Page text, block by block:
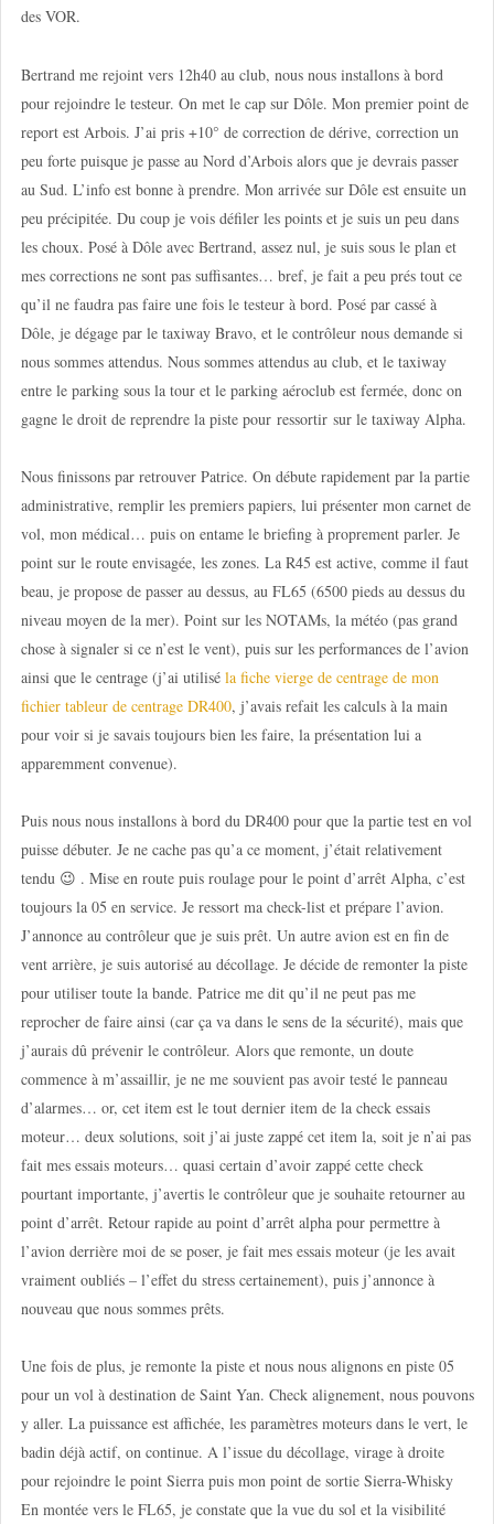
des VOR.
Bertrand me rejoint vers 12h40 au club, nous nous installons à bord
pour rejoindre le testeur. On met le cap sur Dôle. Mon premier point de
report est Arbois. J’ai pris +10° de correction de dérive, correction un
peu forte puisque je passe au Nord d’Arbois alors que je devrais passer
au Sud. L’info est bonne à prendre. Mon arrivée sur Dôle est ensuite un
peu précipitée. Du coup je vois défiler les points et je suis un peu dans
les choux. Posé à Dôle avec Bertrand, assez nul, je suis sous le plan et
mes corrections ne sont pas suffisantes… bref, je fait a peu prés tout ce
qu’il ne faudra pas faire une fois le testeur à bord. Posé par cassé à
Dôle, je dégage par le taxiway Bravo, et le contrôleur nous demande si
nous sommes attendus. Nous sommes attendus au club, et le taxiway
entre le parking sous la tour et le parking aéroclub est fermée, donc on
gagne le droit de reprendre la piste pour ressortir sur le taxiway Alpha.
Nous finissons par retrouver Patrice. On débute rapidement par la partie
administrative, remplir les premiers papiers, lui présenter mon carnet de
vol, mon médical… puis on entame le briefing à proprement parler. Je
point sur le route envisagée, les zones. La R45 est active, comme il faut
beau, je propose de passer au dessus, au FL65 (6500 pieds au dessus du
niveau moyen de la mer). Point sur les NOTAMs, la météo (pas grand
chose à signaler si ce n’est le vent), puis sur les performances de l’avion
ainsi que le centrage (j’ai utiliséla fiche vierge de centrage de mon
fichier tableur de centrage DR400, j’avais refait les calculs à la main
pour voir si je savais toujours bien les faire, la présentation lui a
apparemment convenue).
Puis nous nous installons à bord du DR400 pour que la partie test en vol
puisse débuter. Je ne cache pas qu’a ce moment, j’était relativement
tendu 😉 . Mise en route puis roulage pour le point d’arrêt Alpha, c’est
toujours la 05 en service. Je ressort ma check-list et prépare l’avion.
J’annonce au contrôleur que je suis prêt. Un autre avion est en fin de
vent arrière, je suis autorisé au décollage. Je décide de remonter la piste
pour utiliser toute la bande. Patrice me dit qu’il ne peut pas me
reprocher de faire ainsi (car ça va dans le sens de la sécurité), mais que
j’aurais dû prévenir le contrôleur. Alors que remonte, un doute
commence à m’assaillir, je ne me souvient pas avoir testé le panneau
d’alarmes… or, cet item est le tout dernier item de la check essais
moteur… deux solutions, soit j’ai juste zappé cet item la, soit je n’ai pas
fait mes essais moteurs… quasi certain d’avoir zappé cette check
pourtant importante, j’avertis le contrôleur que je souhaite retourner au
point d’arrêt. Retour rapide au point d’arrêt alpha pour permettre à
l’avion derrière moi de se poser, je fait mes essais moteur (je les avait
vraiment oubliés – l’effet du stress certainement), puis j’annonce à
nouveau que nous sommes prêts.
Une fois de plus, je remonte la piste et nous nous alignons en piste 05
pour un vol à destination de Saint Yan. Check alignement, nous pouvons
y aller. La puissance est affichée, les paramètres moteurs dans le vert, le
badin déjà actif, on continue. A l’issue du décollage, virage à droite
pour rejoindre le point Sierra puis mon point de sortie Sierra-Whisky
En montée vers le FL65, je constate que la vue du sol et la visibilité